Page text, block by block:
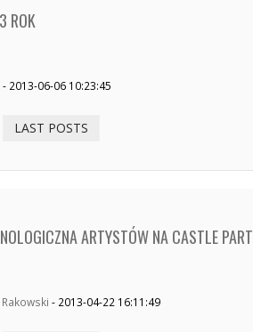
ROK
- 2013-06-06 10:23:45
LAST POSTS
ARTYSTÓW NA CASTLE
- 2013-04-22 16:11:49